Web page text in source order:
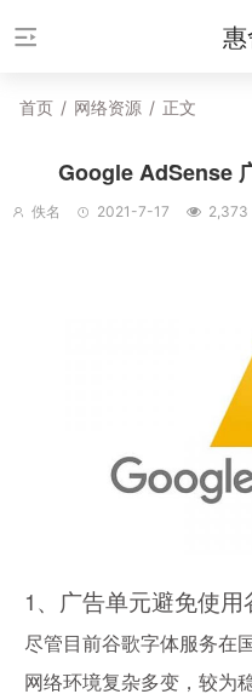
首页 / 网络资源 / 正文
Google AdSense
佚名 2021-7-17 2,373
1、广告单元避免使用
尽管目前谷歌字体服务在
网络环境复杂多变，较为